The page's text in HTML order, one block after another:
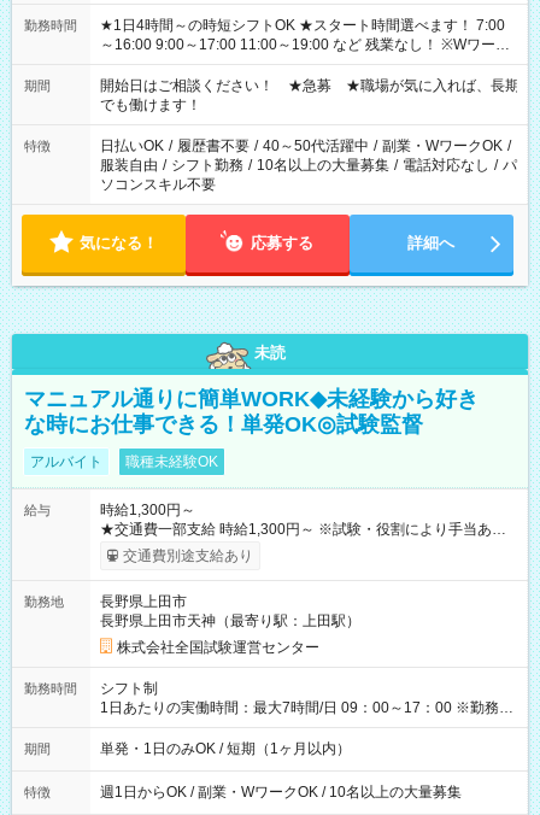
勤務時間
★1日4時間～の時短シフトOK ★スタート時間選べます！ 7:00
～16:00 9:00～17:00 11:00～19:00 など 残業なし！ ※Wワーク
の場合、他のお仕事と合わせ週40時間超の就業はご案内できま
せん ※法令に基づき、週20時間以上勤務は社会保険への加入対
象となります ※労働者派遣法（日雇い派遣の原則禁止）によ
り、短時間・短期間の就業はご案内が難しい場合があります
期間
開始日はご相談ください！ ★急募 ★職場が気に入れば、長期
でも働けます！
特徴 日払いOK / 履歴書不要 / 40～50代活躍中 / 副業・WワークOK /
服装自由 / シフト勤務 / 10名以上の大量募集 / 電話対応なし / パ
ソコンスキル不要
気になる！ 応募する 詳細へ
未読
マニュアル通りに簡単WORK◆未経験から好き
な時にお仕事できる！単発OK◎試験監督
アルバイト 職種未経験OK
給与
時給1,300円～
★交通費一部支給 時給1,300円～ ※試験・役割により手当あり
※勤務回数により昇給あり 【即給（前払い）オプションあ
り！】 希望される場合、勤務から1週間ほどで給与の一部を受け
例】 ・河合塾模擬試験 8:30～17:30（休憩1時間） 時給1,300円
×8時間＝日収10,400円＋交通費 ※当日の役割により時給＋100
円の場合あり ・国家試験 7:00～13:30（休憩なし） 時給1,300
円（役割手当＋100円）×6時間＝日収8,400円＋交通費 【試用期
間】試用期間なし
交通費別途支給あり
勤務地
長野県上田市
長野県上田市天神（最寄り駅：上田駅）
株式会社全国試験運営センター
勤務時間
シフト制
1日あたりの実働時間：最大7時間/日 09：00～17：00 ※勤務時
間は 試験により異なります。
期間 単発・1日のみOK / 短期（1ヶ月以内）
特徴 週1日からOK / 副業・WワークOK / 10名以上の大量募集